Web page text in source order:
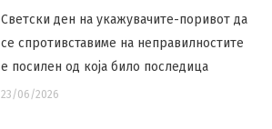
Светски ден на укажувачите-поривот да
се спротивставиме на неправилностите
е посилен од која било последица
23/06/2026